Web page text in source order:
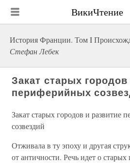
ВикиЧтение
История Франции. Том I
Стефан Лебек
Закат старых
периферийных
Закат старых городов и развитие
созвездий
Отживала в ту эпоху и другая
от античности. Речь идет о